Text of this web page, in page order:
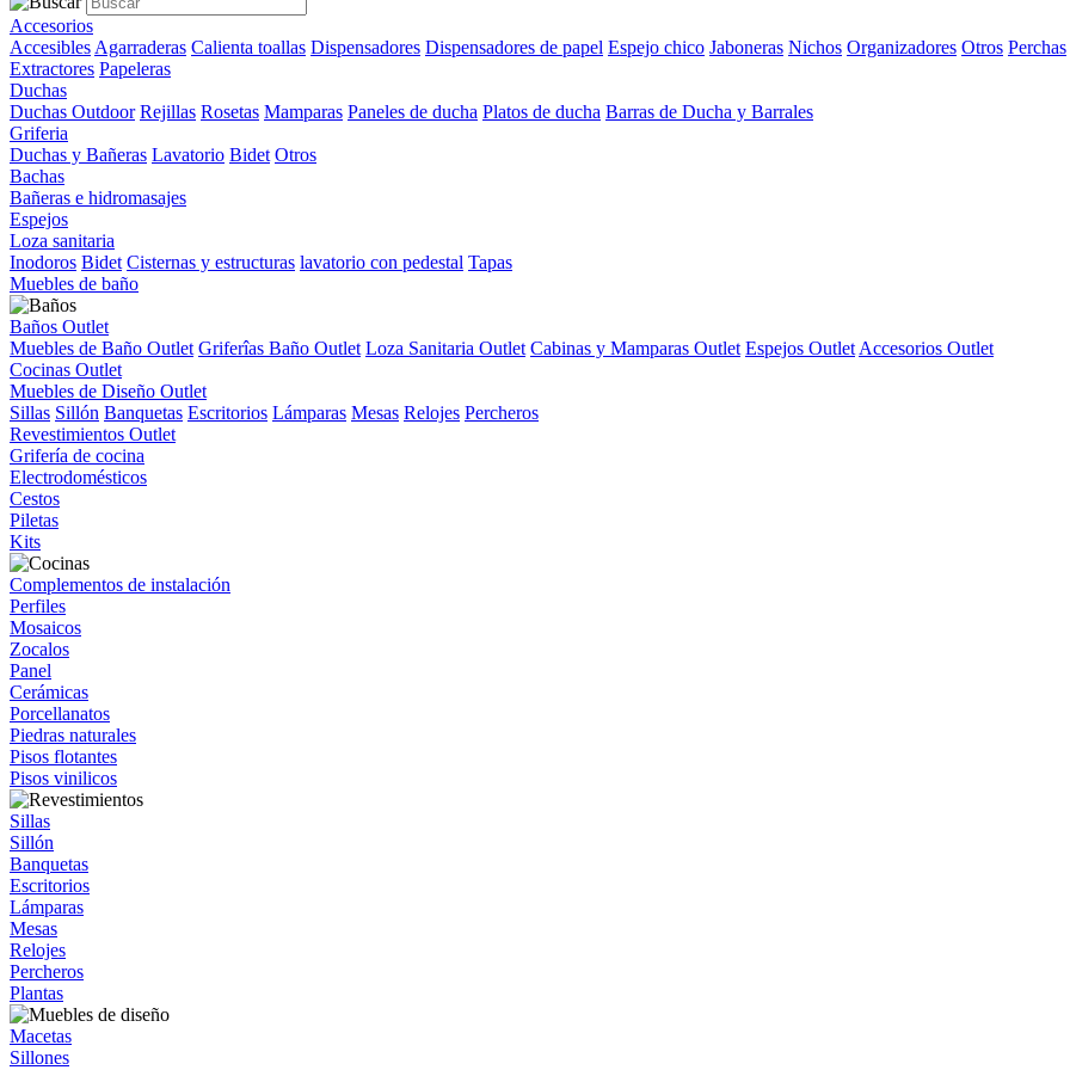
Accesorios
Accesibles Agarraderas Calienta toallas Dispensadores Dispensadores de papel Espejo chico Jaboneras Nichos Organizadores Otros Perchas
Extractores Papeleras
Duchas
Duchas Outdoor Rejillas Rosetas Mamparas Paneles de ducha Platos de ducha Barras de Ducha y Barrales
Griferia
Duchas y Bañeras Lavatorio Bidet Otros
Bachas
Bañeras e hidromasajes
Espejos
Loza sanitaria
Inodoros Bidet Cisternas y estructuras lavatorio con pedestal Tapas
Muebles de baño
Baños Outlet
Muebles de Baño Outlet Griferîas Baño Outlet Loza Sanitaria Outlet Cabinas y Mamparas Outlet Espejos Outlet Accesorios Outlet
Cocinas Outlet
Muebles de Diseño Outlet
Sillas Sillón Banquetas Escritorios Lámparas Mesas Relojes Percheros
Revestimientos Outlet
Grifería de cocina
Electrodomésticos
Cestos
Piletas
Kits
Complementos de instalación
Perfiles
Mosaicos
Zocalos
Panel
Cerámicas
Porcellanatos
Piedras naturales
Pisos flotantes
Pisos vinilicos
Sillas
Sillón
Banquetas
Escritorios
Lámparas
Mesas
Relojes
Percheros
Plantas
Macetas
Sillones